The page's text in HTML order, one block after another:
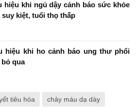
hiệu khi ngủ dậy cảnh báo sức khỏe
suy kiệt, tuổi thọ thấp
hiệu khi ho cảnh báo ung thư phổi
qua
tiêu hóa chảy máu dạ dày